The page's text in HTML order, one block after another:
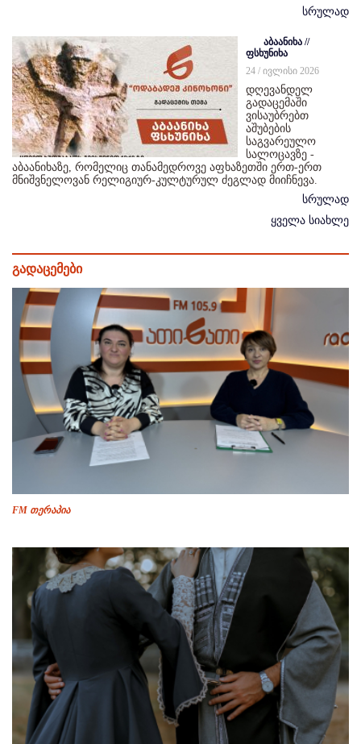
სრულად
აბაანიხა //
ფსხუნიხა
24 / ივლისი 2026
დღევანდელ
გადაცემაში
ვისაუბრებთ
აშუბების
საგვარეულო
სალოცავზე -
აბაანიხაზე, რომელიც თანამედროვე აფხაზეთში ერთ-ერთ
მნიშვნელოვან რელიგიურ-კულტურულ ძეგლად მიიჩნევა.
სრულად
ყველა სიახლე
გადაცემები
FM თერაპია